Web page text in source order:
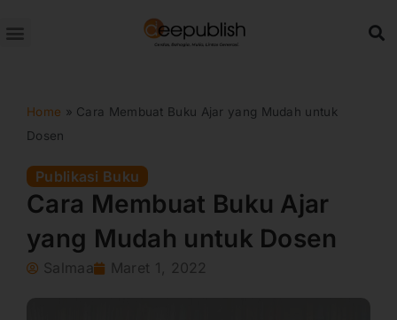
ke
Home » Cara Membuat Buku Ajar yang Mudah untuk
Dosen
Publikasi Buku
Cara Membuat Buku Ajar
yang Mudah untuk Dosen
Salmaa Maret 1, 2022